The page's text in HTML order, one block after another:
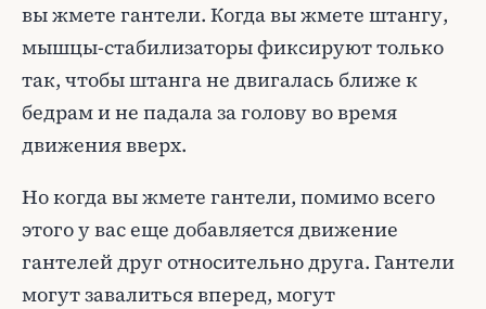
вы жмете гантели. Когда вы жмете штангу,
мышцы-стабилизаторы фиксируют только
так, чтобы штанга не двигалась ближе к
бедрам и не падала за голову во время
движения вверх.
Но когда вы жмете гантели, помимо всего
этого у вас еще добавляется движение
гантелей друг относительно друга. Гантели
могут завалиться вперед, могут